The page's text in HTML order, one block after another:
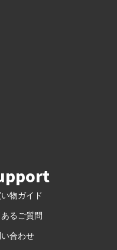
物ガイド
るご質問
合わせ